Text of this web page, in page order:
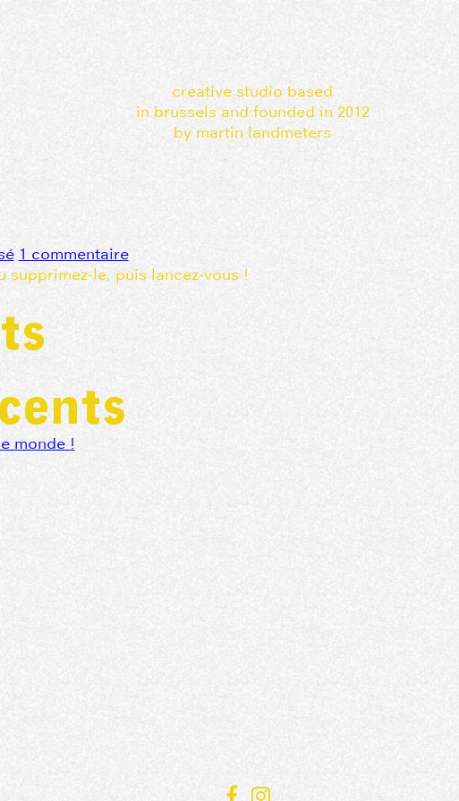
creative studio based
in brussels and founded in 2012
by martin landmeters
1 commentaire
le, puis lancez-vous !
monde !